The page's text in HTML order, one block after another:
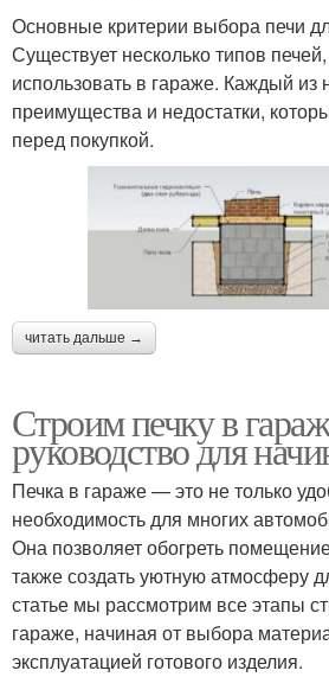
Основные критерии выбора печи
Существует несколько типов
использовать в гараже. Каждый из
преимущества и недостатки,
перед покупкой.
читать дальше →
Строим печку в
руководство для
Печка в гараже — это не только
необходимость для многих
Она позволяет обогреть
также создать уютную атмосферу
статье мы рассмотрим все этапы
гараже, начиная от выбора
эксплуатацией готового изделия.